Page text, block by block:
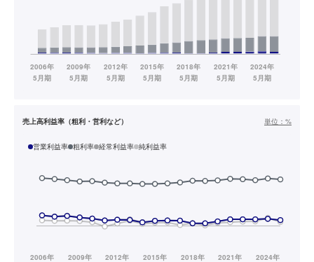
売上高利益率（粗利・営利など） 単位： %
営業利益率 粗利率 経常利益率 純利益率